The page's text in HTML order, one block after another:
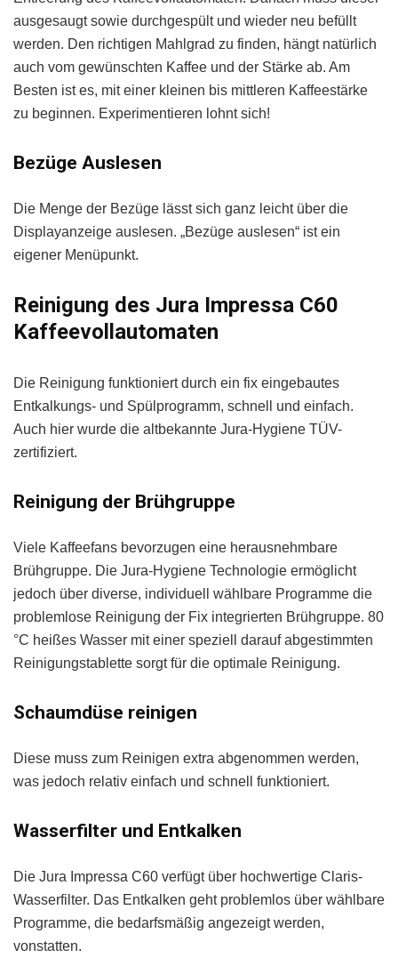
ausgesaugt sowie durchgespült und wieder neu befüllt
werden. Den richtigen Mahlgrad zu finden, hängt natürlich
auch vom gewünschten Kaffee und der Stärke ab. Am
Besten ist es, mit einer kleinen bis mittleren Kaffeestärke
zu beginnen. Experimentieren lohnt sich!
Bezüge Auslesen
Die Menge der Bezüge lässt sich ganz leicht über die
Displayanzeige auslesen. „Bezüge auslesen“ ist ein
eigener Menüpunkt.
Reinigung des Jura Impressa C60
Kaffeevollautomaten
Die Reinigung funktioniert durch ein fix eingebautes
Entkalkungs- und Spülprogramm, schnell und einfach.
Auch hier wurde die altbekannte Jura-Hygiene TÜV-
zertifiziert.
Reinigung der Brühgruppe
Viele Kaffeefans bevorzugen eine herausnehmbare
Brühgruppe. Die Jura-Hygiene Technologie ermöglicht
jedoch über diverse, individuell wählbare Programme die
problemlose Reinigung der Fix integrierten Brühgruppe. 80
°C heißes Wasser mit einer speziell darauf abgestimmten
Reinigungstablette sorgt für die optimale Reinigung.
Schaumdüse reinigen
Diese muss zum Reinigen extra abgenommen werden,
was jedoch relativ einfach und schnell funktioniert.
Wasserfilter und Entkalken
Die Jura Impressa C60 verfügt über hochwertige Claris-
Wasserfilter. Das Entkalken geht problemlos über wählbare
Programme, die bedarfsmäßig angezeigt werden,
vonstatten.